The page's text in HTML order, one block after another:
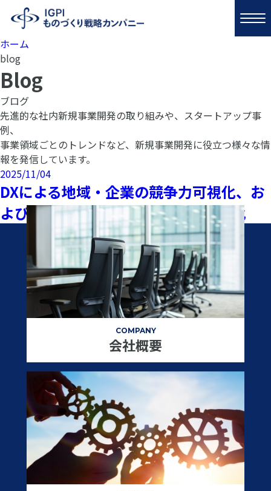
ホーム
blog
Blog
ブログ
先進的な社内新規事業開発の取り組みや、スタートアップ事
例、
事業領域ごとのトレンドなど、新規事業開発に役立つ様々な情
報を発信しています。
2025/11/04
DXによる地域・企業の競争力可視化、お
よび融資活動による地域振興・活性化
COMPANY
会社概要